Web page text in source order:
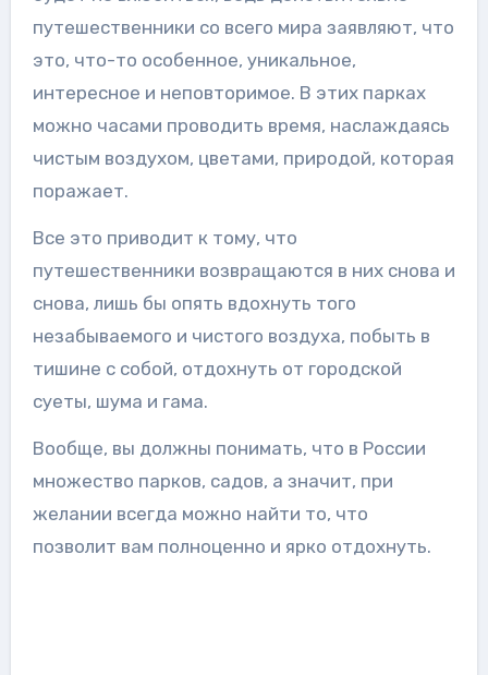
путешественники со всего мира заявляют, что
это, что-то особенное, уникальное,
интересное и неповторимое. В этих парках
можно часами проводить время, наслаждаясь
чистым воздухом, цветами, природой, которая
поражает.
Все это приводит к тому, что
путешественники возвращаются в них снова и
снова, лишь бы опять вдохнуть того
незабываемого и чистого воздуха, побыть в
тишине с собой, отдохнуть от городской
суеты, шума и гама.
Вообще, вы должны понимать, что в России
множество парков, садов, а значит, при
желании всегда можно найти то, что
позволит вам полноценно и ярко отдохнуть.